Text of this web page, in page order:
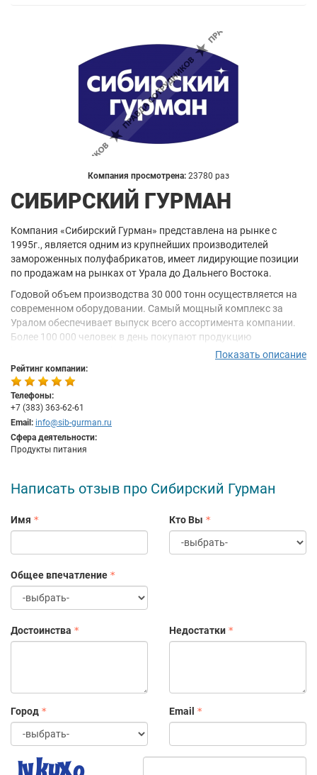
Компания просмотрена: 23780 раз
СИБИРСКИЙ ГУРМАН
Компания «Сибирский Гурман» представлена на рынке с
1995г., является одним из крупнейших производителей
замороженных полуфабрикатов, имеет лидирующие позиции
по продажам на рынках от Урала до Дальнего Востока.
Годовой объем производства 30 000 тонн осуществляется на
современном оборудовании. Самый мощный комплекс за
Уралом обеспечивает выпуск всего ассортимента компании.
Более 100 000 человек в день покупают продукцию
Выпуск качественной продукции - ключевой принцип
Компании. Для его соблюдения в Компании реализуется
Политика Управления Качеством.
На производстве создана Служба качества, которая на базе
собственной лаборатории осуществляет 100% контроль на
протяжении всего технологического процесса.
можно назвать ставку на создание высокопрофессиональной
команды. Залог любой победы - это отношение всего
коллектива к общему делу.
Показать описание
Рейтинг компании:
Телефоны:
+7 (383) 363-62-61
Email: info@sib-gurman.ru
Сфера деятельности:
Продукты питания
Написать отзыв про Сибирский Гурман
Имя Кто Вы
Общее впечатление
Достоинства Недостатки
Город Email